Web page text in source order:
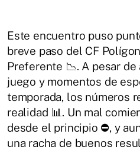
Este encuentro puso
breve paso del CF
Preferente 📉. A pesar
juego y momentos de
temporada, los números
realidad 📊. Un mal
desde el principio ⛔, y
una racha de buenos